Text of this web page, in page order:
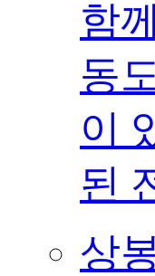
함께
동
이
된
상